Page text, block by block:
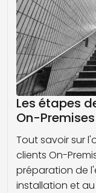
Les étapes
On-
Tout savoir sur
clients On-
préparation de
installation et